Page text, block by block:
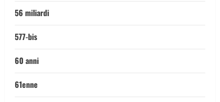
56 miliardi
577-bis
60 anni
61enne